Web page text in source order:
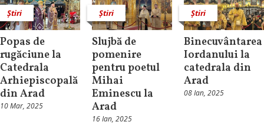
Știri
Popas de
rugăciune la
Catedrala
Arhiepiscopală
din Arad
10 Mar, 2025
Știri
Slujbă de
pomenire
pentru poetul
Mihai
Eminescu la
Arad
16 Ian, 2025
Știri
Binecuvântarea
Iordanului la
catedrala din
Arad
08 Ian, 2025